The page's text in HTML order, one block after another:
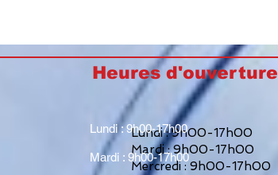
Heures d'ouverture
Lundi : 9h00-17h00
Mardi : 9h00-17h00
Mercredi : 9h00-17h00
Lundi : 9h00-17h00
Mardi : 9h00-17h00